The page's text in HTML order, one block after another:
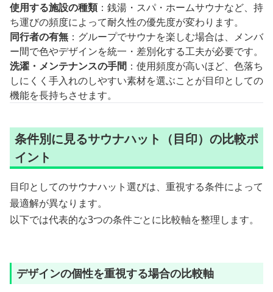
使用する施設の種類：銭湯・スパ・ホームサウナなど、持
ち運びの頻度によって耐久性の優先度が変わります。
同行者の有無 ：グループでサウナを楽しむ場合は、メンバ
ー間で色やデザインを統一・差別化する工夫が必要です。
洗濯・メンテナンスの手間 ：使用頻度が高いほど、色落ち
しにくく手入れのしやすい素材を選ぶことが目印としての
機能を長持ちさせます。
条件別に見るサウナハット（目印）の比較ポ
イント
目印としてのサウナハット選びは、重視する条件によって
最適解が異なります。
以下では代表的な3つの条件ごとに比較軸を整理します。
デザインの個性を重視する場合の比較軸